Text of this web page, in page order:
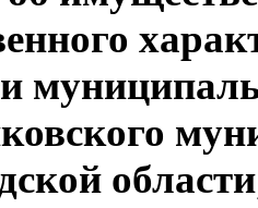
области